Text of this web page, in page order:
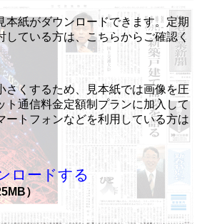
本紙がダウンロードできます。定期
している方は、こちらからご確認く
さくするため、見本紙では画像を圧
ト通信料金定額制プランに加入して
ートフォンなどを利用している方は
ロードする
）